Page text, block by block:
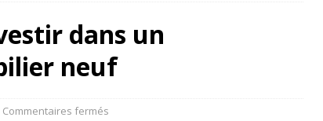
: où chercher son appart a louer
Paris : prix 40% moins chers
: vente immobilière conclue ou non
dans un
neuf
Commentaires fermés